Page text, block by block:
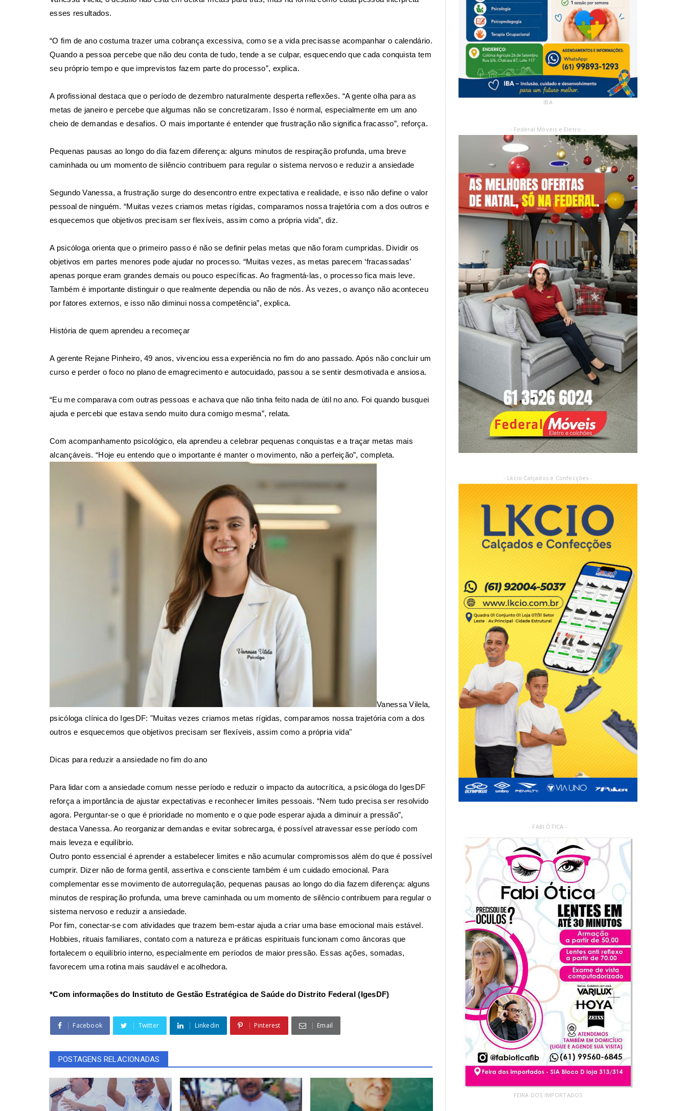
esses resultados.
“O fim de ano costuma trazer uma cobrança excessiva, como se a vida precisasse acompanhar o calendário.
Quando a pessoa percebe que não deu conta de tudo, tende a se culpar, esquecendo que cada conquista tem
seu próprio tempo e que imprevistos fazem parte do processo”, explica.
A profissional destaca que o período de dezembro naturalmente desperta reflexões. “A gente olha para as
metas de janeiro e percebe que algumas não se concretizaram. Isso é normal, especialmente em um ano
cheio de demandas e desafios. O mais importante é entender que frustração não significa fracasso”, reforça.
Pequenas pausas ao longo do dia fazem diferença: alguns minutos de respiração profunda, uma breve
caminhada ou um momento de silêncio contribuem para regular o sistema nervoso e reduzir a ansiedade
Segundo Vanessa, a frustração surge do desencontro entre expectativa e realidade, e isso não define o valor
pessoal de ninguém. “Muitas vezes criamos metas rígidas, comparamos nossa trajetória com a dos outros e
esquecemos que objetivos precisam ser flexíveis, assim como a própria vida”, diz.
A psicóloga orienta que o primeiro passo é não se definir pelas metas que não foram cumpridas. Dividir os
objetivos em partes menores pode ajudar no processo. “Muitas vezes, as metas parecem ‘fracassadas’
apenas porque eram grandes demais ou pouco específicas. Ao fragmentá-las, o processo fica mais leve.
Também é importante distinguir o que realmente dependia ou não de nós. Às vezes, o avanço não aconteceu
por fatores externos, e isso não diminui nossa competência”, explica.
História de quem aprendeu a recomeçar
A gerente Rejane Pinheiro, 49 anos, vivenciou essa experiência no fim do ano passado. Após não concluir um
curso e perder o foco no plano de emagrecimento e autocuidado, passou a se sentir desmotivada e ansiosa.
“Eu me comparava com outras pessoas e achava que não tinha feito nada de útil no ano. Foi quando busquei
ajuda e percebi que estava sendo muito dura comigo mesma”, relata.
Com acompanhamento psicológico, ela aprendeu a celebrar pequenas conquistas e a traçar metas mais
alcançáveis. “Hoje eu entendo que o importante é manter o movimento, não a perfeição”, completa.
Vanessa Vilela,
psicóloga clínica do IgesDF: "Muitas vezes criamos metas rígidas, comparamos nossa trajetória com a dos
outros e esquecemos que objetivos precisam ser flexíveis, assim como a própria vida"
Dicas para reduzir a ansiedade no fim do ano
Para lidar com a ansiedade comum nesse período e reduzir o impacto da autocrítica, a psicóloga do IgesDF
reforça a importância de ajustar expectativas e reconhecer limites pessoais. “Nem tudo precisa ser resolvido
agora. Perguntar-se o que é prioridade no momento e o que pode esperar ajuda a diminuir a pressão”,
destaca Vanessa. Ao reorganizar demandas e evitar sobrecarga, é possível atravessar esse período com
mais leveza e equilíbrio.
Outro ponto essencial é aprender a estabelecer limites e não acumular compromissos além do que é possível
cumprir. Dizer não de forma gentil, assertiva e consciente também é um cuidado emocional. Para
complementar esse movimento de autorregulação, pequenas pausas ao longo do dia fazem diferença: alguns
minutos de respiração profunda, uma breve caminhada ou um momento de silêncio contribuem para regular o
sistema nervoso e reduzir a ansiedade.
Por fim, conectar-se com atividades que trazem bem-estar ajuda a criar uma base emocional mais estável.
Hobbies, rituais familiares, contato com a natureza e práticas espirituais funcionam como âncoras que
fortalecem o equilíbrio interno, especialmente em períodos de maior pressão. Essas ações, somadas,
favorecem uma rotina mais saudável e acolhedora.
*Com informações do Instituto de Gestão Estratégica de Saúde do Distrito Federal (IgesDF)
Facebook Twitter Linkedin Pinterest Email
POSTAGENS RELACIONADAS
IBA
- Federal Móveis e Eletro: -
- Lkcio Calçados e Confecções -
- FABI ÓTICA -
FEIRA DOS IMPORTADOS